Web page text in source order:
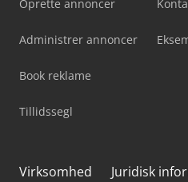
Oprette annoncer
Administrer annoncer
Book reklame
Tillidssegl
Virksomhed Juridisk